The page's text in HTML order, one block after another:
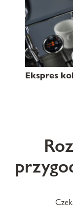
Ekspres